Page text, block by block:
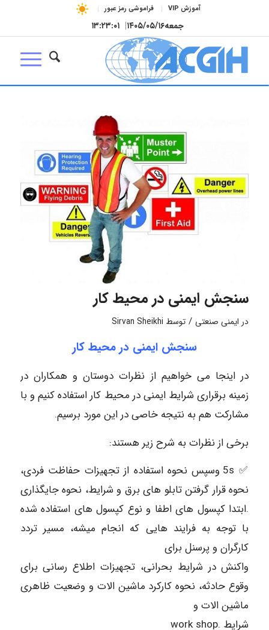
آموزش VIP فراموشی رمز عبور
جمعه۱۴۰۵/۰۵/۱۶| ۱۳:۲۳:۰۱
سنجش ایمنی در محیط کار
در ایمنی صنعتی / توسط Sirvan Sheikhi
سنجش ایمنی در محیط کار
در اینجا می خواهیم از نظرات دوستان و همکاران در
زمینه برقراری شرایط ایمنی در محیط کار استفاده کنیم و با
مشارکت هم به نتیجه خاصی در این مورد برسیم.
برخی از نظرات به شرح زیر هستند:
✅ 5s وسپس نحوه استفاده از تجهیزات حفاظت فردی،
نحوه قرار گرفتن تابلو های برق و شرایط، نحوه جایگذاری
.ابتدا کپسول های اطفا و نوع کپسول های استفاده شده
با توجه به فرایند هایی که انجام میشه، مسیر تردد
کارگران و پرسنل برای
واکنش در شرایط بحرانی، تجهیزات اطلاع رسانی برای
وقوع حادثه، نحوه کارکرد ماشین الات و وضعیت ظاهری
ماشین الات و
شرایط .work shop